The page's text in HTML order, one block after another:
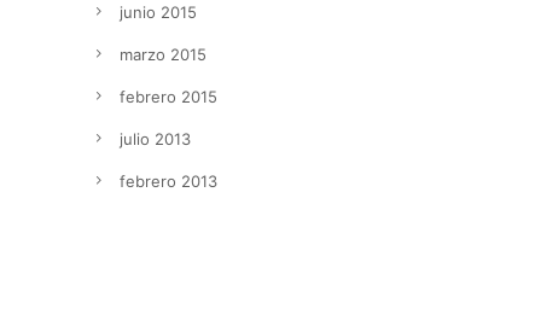
junio 2015
marzo 2015
febrero 2015
julio 2013
febrero 2013